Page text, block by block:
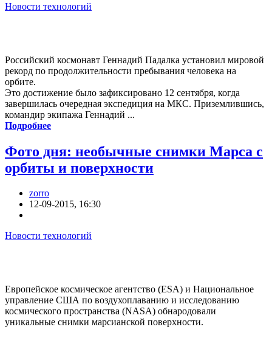
Новости технологий
Российский космонавт Геннадий Падалка установил мировой
рекорд по продолжительности пребывания человека на
орбите.
Это достижение было зафиксировано 12 сентября, когда
завершилась очередная экспедиция на МКС. Приземлившись,
командир экипажа Геннадий ...
Подробнее
Фото дня: необычные снимки Марса с
орбиты и поверхности
zorro
12-09-2015, 16:30
Новости технологий
Европейское космическое агентство (ESA) и Национальное
управление США по воздухоплаванию и исследованию
космического пространства (NASA) обнародовали
уникальные снимки марсианской поверхности.